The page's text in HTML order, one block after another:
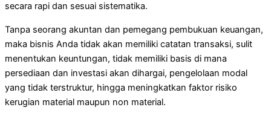
secara rapi dan sesuai sistematika.
Tanpa seorang akuntan dan pemegang pembukuan keuangan,
maka bisnis Anda tidak akan memiliki catatan transaksi, sulit
menentukan keuntungan, tidak memiliki basis di mana
persediaan dan investasi akan dihargai, pengelolaan modal
yang tidak terstruktur, hingga meningkatkan faktor risiko
kerugian material maupun non material.